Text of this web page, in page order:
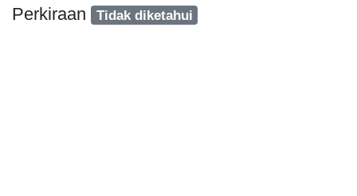
Perkiraan Tidak diketahui